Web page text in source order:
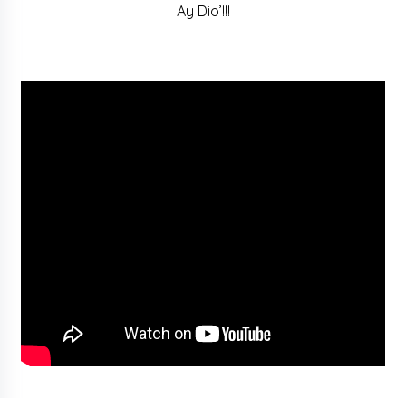
Ay Dio’!!!